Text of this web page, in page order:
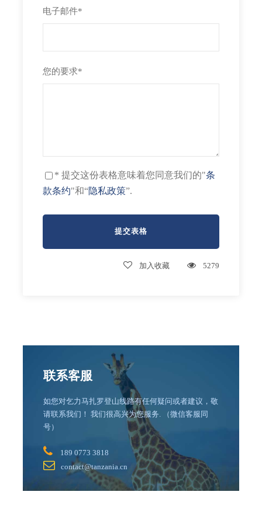
电子邮件*
您的要求*
* 提交这份表格意味着您同意我们的"条
款条约"和“隐私政策”.
加入收藏 5279
联系客服
如您对乞力马扎罗登山线路有任何疑问或者建议，敬
请联系我们！ 我们很高兴为您服务. （微信客服同
号）
189 0773 3818
contact@tanzania.cn